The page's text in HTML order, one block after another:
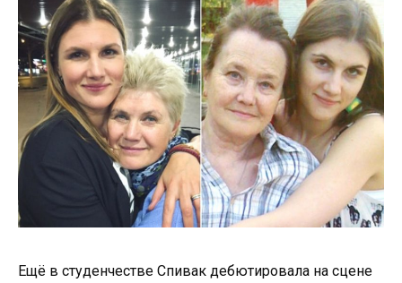
Ещё в студенчестве Спивак дебютировала на сцене